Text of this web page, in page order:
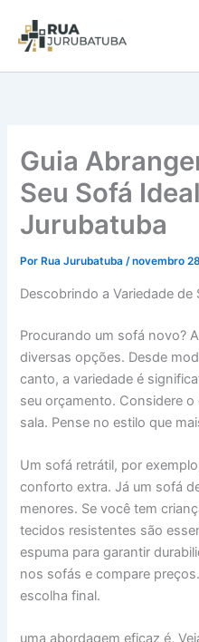
Guia
Seu Sofá
Jurubatuba
Por Rua Jurubatuba/novembro
Descobrindo a Variedade de
Procurando um sofá novo?
diversas opções. Desde
canto, a variedade é
seu orçamento. Considere
sala. Pense no estilo que
Um sofá retrátil, por
conforto extra. Já um sofá
menores. Se você tem
tecidos resistentes são
espuma para garantir
nos sofás e compare
escolha final.
uma abordagem eficaz é,